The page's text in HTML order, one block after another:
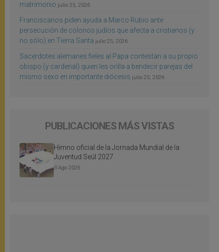
matrimonio julio 25, 2026
Franciscanos piden ayuda a Marco Rubio ante
persecución de colonos judíos que afecta a cristianos (y
no sólo) en Tierra Santa julio 25, 2026
Sacerdotes alemanes fieles al Papa contestan a su propio
obispo (y cardenal) quien les orilla a bendecir parejas del
mismo sexo en importante diócesis julio 25, 2026
PUBLICACIONES MÁS VISTAS
Himno oficial de la Jornada Mundial de la
Juventud Seúl 2027
3 Ago 2026